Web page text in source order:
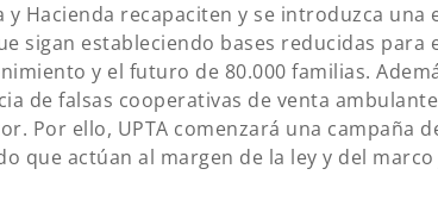
Hacienda recapaciten y se introduzca una
sigan estableciendo bases reducidas para
y el futuro de 80.000 familias.
de falsas cooperativas de venta
Por ello, UPTA comenzará una campaña
que actúan al margen de la ley y del